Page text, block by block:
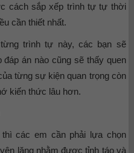
cách sắp xếp trình tự tự thời
cần thiết nhất.
trình tự này, các bạn sẽ
án nào cũng sẽ thấy quen
từng sự kiện quan trọng còn
kiến thức lâu hơn.
các em cần phải lựa chọn
lặng nhằm được tỉnh táo và